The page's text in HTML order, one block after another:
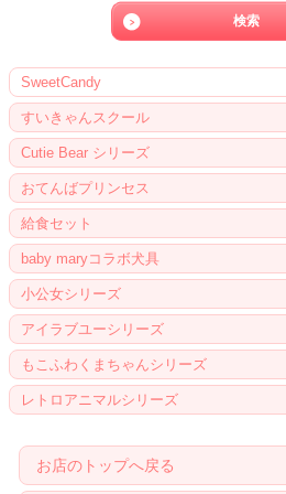
SweetCandy
すいきゃんスクール
Cutie Bear シリーズ
おてんばプリンセス
給食セット
baby maryコラボ犬具
小公女シリーズ
アイラブユーシリーズ
もこふわくまちゃんシリーズ
レトロアニマルシリーズ
お店のトップへ戻る